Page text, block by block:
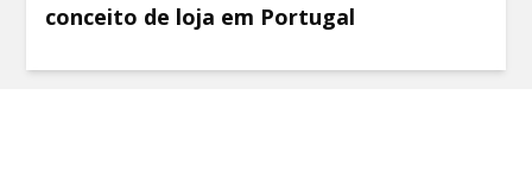
conceito de loja em Portugal